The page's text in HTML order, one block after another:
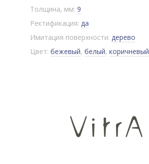
Толщина, мм: 9
Ректификация: да
Имитация поверхности: дерево
Цвет: бежевый, белый, коричневый